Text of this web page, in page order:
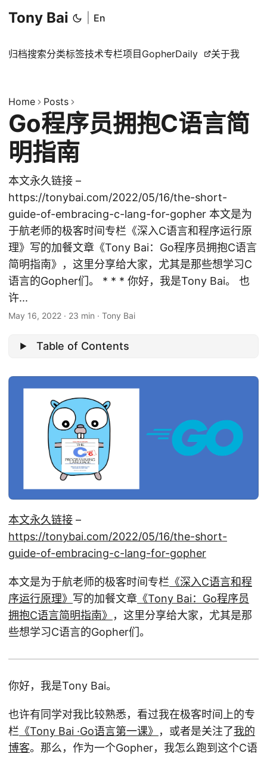
Tony Bai En
归档搜索分类标签技术专栏项目 GopherDaily 关于我
Home Posts
Go程序员拥抱C语言简
明指南
本文永久链接 –
https://tonybai.com/2022/05/16/the-short-
guide-of-embracing-c-lang-for-gopher 本文是为
于航老师的极客时间专栏《深入C语言和程序运行原
理》写的加餐文章《Tony Bai：Go程序员拥抱C语言
简明指南》，这里分享给大家，尤其是那些想学习C
语言的Gopher们。 * * * 你好，我是Tony Bai。 也
许...
May 16, 2022 · 23 min · Tony Bai
Table of Contents
本文永久链接 –
https://tonybai.com/2022/05/16/the-short-
guide-of-embracing-c-lang-for-gopher
本文是为于航老师的极客时间专栏 《深入C语言和程
序运行原理》 写的加餐文章 《Tony Bai：Go程序员
拥抱C语言简明指南》 ，这里分享给大家，尤其是那
些想学习C语言的Gopher们。
你好，我是Tony Bai。
也许有同学对我比较熟悉，看过我在极客时间上的专
栏 《Tony Bai ·Go语言第一课》 ，或者是关注了我的
博客。那么，作为一个Gopher，我怎么跑到这个C语